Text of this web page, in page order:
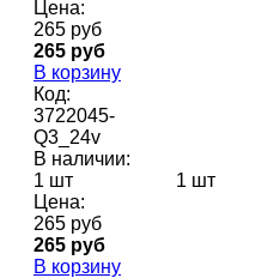
Цена:
265 руб
265 руб
В корзину
Код:
3722045-
Q3_24v
В наличии:
1 шт
Цена:
265 руб
265 руб
В корзину
1 шт